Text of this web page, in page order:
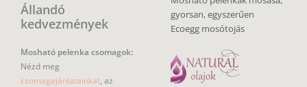
Állandó
kedvezmények
Mosható pelenka csomagok:
Nézd meg
csomagajánlatainkat, az
gyorsan, egyszerűen
Ecoegg mosótojás